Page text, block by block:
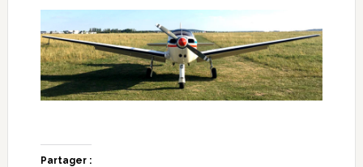
Partager :